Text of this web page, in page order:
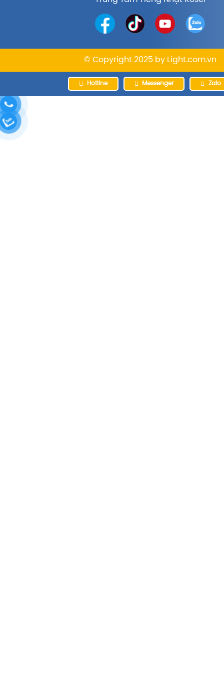
© Copyright 2025 by Light.com.vn
Hotline Messenger Zalo